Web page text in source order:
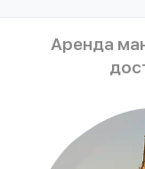
Контакты
Аренда